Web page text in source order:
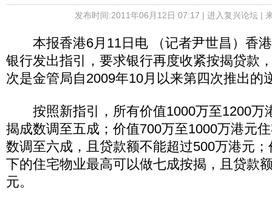
发布时间:2011年06月12日 07:17 | 进入复兴论坛|
本报香港6月11日电 （记者尹世昌）香港
银行发出指引，要求银行再度收紧按揭贷款
次是金管局自2009年10月以来第四次推出的
按照新指引，所有价值1000万至1200万
揭成数调至五成；价值700万至1000万港元
数调至六成，且贷款额不能超过500万港元
下的住宅物业最高可以做七成按揭，且贷款
元。